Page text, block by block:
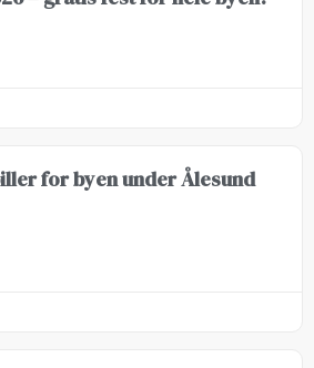
for byen under Ålesund